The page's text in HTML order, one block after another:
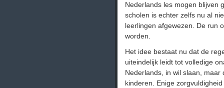
Nederlands les mogen blijven
scholen is echter zelfs nu al
leerlingen afgewezen. De run
worden.
Het idee bestaat nu dat de
uiteindelijk leidt tot volledige
Nederlands, in wil slaan,
kinderen. Enige